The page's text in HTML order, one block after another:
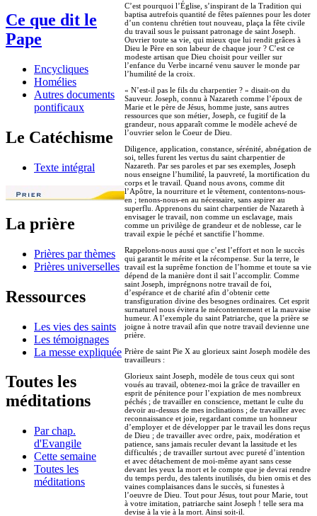
Ce que dit le
Pape
Encycliques
Homélies
Autres documents
pontificaux
Le Catéchisme
Texte intégral
La prière
Prières par thèmes
Prières universelles
Ressources
Les vies des saints
Les témoignages
La messe expliquée
Toutes les
méditations
Par chap.
d'Evangile
Cette semaine
Toutes les
méditations
C’est pourquoi l’Église, s’inspirant de la Tradition qui
baptisa autrefois quantité de fêtes païennes pour les doter
d’un contenu chrétien tout nouveau, plaça la fête civile
du travail sous le puissant patronage de saint Joseph.
Ouvrier toute sa vie, qui mieux que lui rendit grâces à
Dieu le Père en son labeur de chaque jour ? C’est ce
modeste artisan que Dieu choisit pour veiller sur
l’enfance du Verbe incarné venu sauver le monde par
l’humilité de la croix.
« N’est-il pas le fils du charpentier ? » disait-on du
Sauveur. Joseph, connu à Nazareth comme l’époux de
Marie et le père de Jésus, homme juste, sans autres
ressources que son métier, Joseph, ce fugitif de la
grandeur, nous apparaît comme le modèle achevé de
l’ouvrier selon le Coeur de Dieu.
Diligence, application, constance, sérénité, abnégation de
soi, telles furent les vertus du saint charpentier de
Nazareth. Par ses paroles et par ses exemples, Joseph
nous enseigne l’humilité, la pauvreté, la mortification du
corps et le travail. Quand nous avons, comme dit
l’Apôtre, la nourriture et le vêtement, contentons-nous-
en ; tenons-nous-en au nécessaire, sans aspirer au
superflu. Apprenons du saint charpentier de Nazareth à
envisager le travail, non comme un esclavage, mais
comme un privilège de grandeur et de noblesse, car le
travail expie le péché et sanctifie l’homme.
Rappelons-nous aussi que c’est l’effort et non le succès
qui garantit le mérite et la récompense. Sur la terre, le
travail est la suprême fonction de l’homme et toute sa vie
dépend de la manière dont il sait l’accomplir. Comme
saint Joseph, imprégnons notre travail de foi,
d’espérance et de charité afin d’obtenir cette
transfiguration divine des besognes ordinaires. Cet esprit
surnaturel nous évitera le mécontentement et la mauvaise
humeur. A l’exemple du saint Patriarche, que la prière se
joigne à notre travail afin que notre travail devienne une
prière.
Prière de saint Pie X au glorieux saint Joseph modèle des
travailleurs :
Glorieux saint Joseph, modèle de tous ceux qui sont
voués au travail, obtenez-moi la grâce de travailler en
esprit de pénitence pour l’expiation de mes nombreux
péchés ; de travailler en conscience, mettant le culte du
devoir au-dessus de mes inclinations ; de travailler avec
reconnaissance et joie, regardant comme un honneur
d’employer et de développer par le travail les dons reçus
de Dieu ; de travailler avec ordre, paix, modération et
patience, sans jamais reculer devant la lassitude et les
difficultés ; de travailler surtout avec pureté d’intention
et avec détachement de moi-même ayant sans cesse
devant les yeux la mort et le compte que je devrai rendre
du temps perdu, des talents inutilisés, du bien omis et des
vaines complaisances dans le succès, si funestes à
l’oeuvre de Dieu. Tout pour Jésus, tout pour Marie, tout
à votre imitation, patriarche saint Joseph ! telle sera ma
devise à la vie à la mort. Ainsi soit-il.